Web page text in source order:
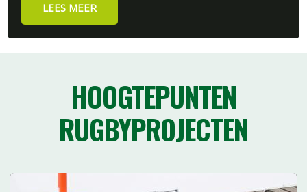
LEES MEER
HOOGTEPUNTEN
RUGBYPROJECTEN